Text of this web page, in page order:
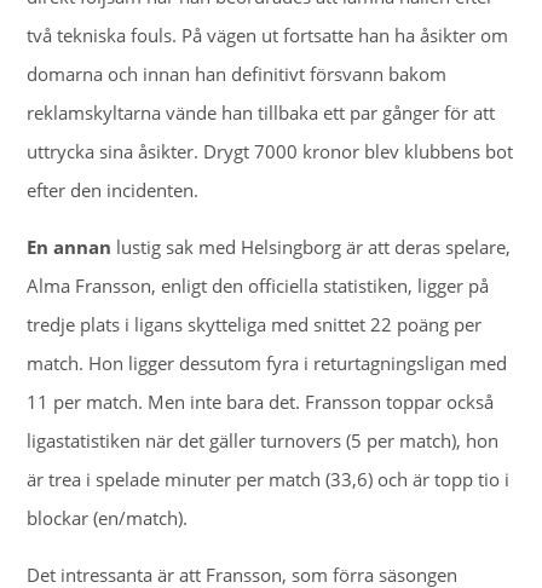
två tekniska fouls. På vägen ut fortsatte han ha åsikter om
domarna och innan han definitivt försvann bakom
reklamskyltarna vände han tillbaka ett par gånger för att
uttrycka sina åsikter. Drygt 7000 kronor blev klubbens bot
efter den incidenten.
En annan lustig sak med Helsingborg är att deras spelare,
Alma Fransson, enligt den officiella statistiken, ligger på
tredje plats i ligans skytteliga med snittet 22 poäng per
match. Hon ligger dessutom fyra i returtagningsligan med
11 per match. Men inte bara det. Fransson toppar också
ligastatistiken när det gäller turnovers (5 per match), hon
är trea i spelade minuter per match (33,6) och är topp tio i
blockar (en/match).
Det intressanta är att Fransson, som förra säsongen